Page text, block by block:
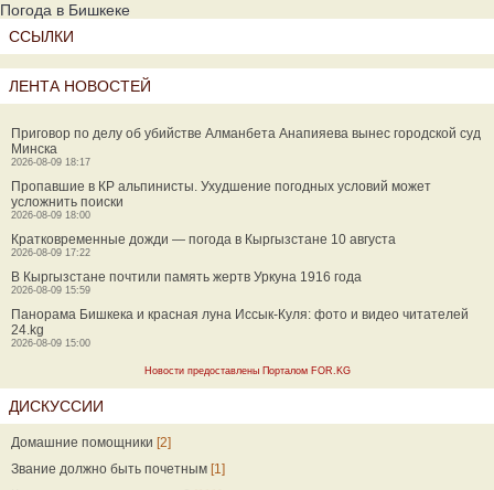
Погода в Бишкеке
ССЫЛКИ
ЛЕНТА НОВОСТЕЙ
Приговор по делу об убийстве Алманбета Анапияева вынес городской суд
Минска
2026-08-09 18:17
Пропавшие в КР альпинисты. Ухудшение погодных условий может
усложнить поиски
2026-08-09 18:00
Кратковременные дожди — погода в Кыргызстане 10 августа
2026-08-09 17:22
В Кыргызстане почтили память жертв Уркуна 1916 года
2026-08-09 15:59
Панорама Бишкека и красная луна Иссык-Куля: фото и видео читателей
24.kg
2026-08-09 15:00
Новости предоставлены Порталом FOR.KG
ДИСКУССИИ
Домашние помощники [2]
Звание должно быть почетным [1]